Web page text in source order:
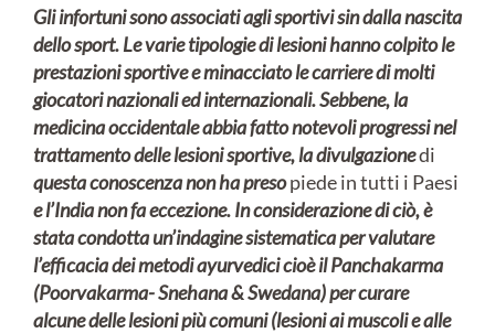
Gli infortuni sono associati agli sportivi sin dalla nascita
dello sport.Le varietipologie di lesioni hanno colpito le
prestazioni sportive e minacciato le carriere di molti
giocatori nazionali ed internazionali.Sebbene,la
medicina occidentale abbia fatto notevoli progressi nel
trattamento delle lesioni sportive, la divulgazionedi
questa conoscenza non ha presopiede in tutti i Paesi
e l’India non fa eccezione.In considerazione di ciò, è
stata condotta un’indagine sistematicaper valutare
l’efficacia dei metodi ayurvedicicioè il Panchakarma
(Poorvakarma- Snehana & Swedana)per curare
alcune delle lesioni più comuni(lesioni ai muscoli e alle